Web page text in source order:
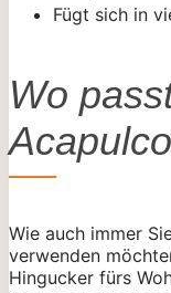
Fügt sich in
Wo
Wie auch immer
verwenden
Hingucker fürs